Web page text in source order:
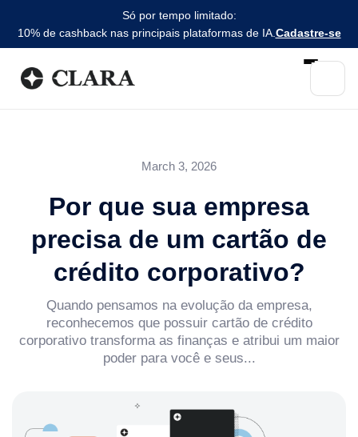
Só por tempo limitado:
10% de cashback nas principais plataformas de IA. Cadastre-se
March 3, 2026
Por que sua empresa
precisa de um cartão de
crédito corporativo?
Quando pensamos na evolução da empresa,
reconhecemos que possuir cartão de crédito
corporativo transforma as finanças e atribui um maior
poder para você e seus...